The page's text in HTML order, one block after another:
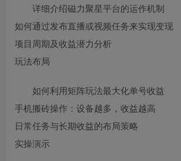
详细介绍磁力聚星平台的运作机制
如何通过发布直播或视频任务来实现变现
项目周期及收益潜力分析
玩法布局
如何利用矩阵玩法最大化单号收益
手机搬砖操作：设备越多，收益越高
日常任务与长期收益的布局策略
实操演示